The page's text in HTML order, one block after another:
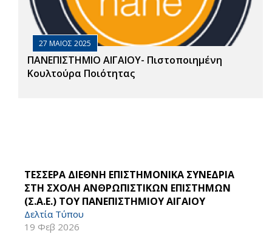
27 ΜΑΙΟΣ 2025
ΠΑΝΕΠΙΣΤΗΜΙΟ ΑΙΓΑΙΟΥ- Πιστοποιημένη
Κουλτούρα Ποιότητας
ΤΕΣΣΕΡΑ ΔΙΕΘΝΗ ΕΠΙΣΤΗΜΟΝΙΚΑ ΣΥΝΕΔΡΙΑ
ΣΤΗ ΣΧΟΛΗ ΑΝΘΡΩΠΙΣΤΙΚΩΝ ΕΠΙΣΤΗΜΩΝ
(Σ.Α.Ε.) ΤΟΥ ΠΑΝΕΠΙΣΤΗΜΙΟΥ ΑΙΓΑΙΟΥ
Δελτία Τύπου
19 Φεβ 2026